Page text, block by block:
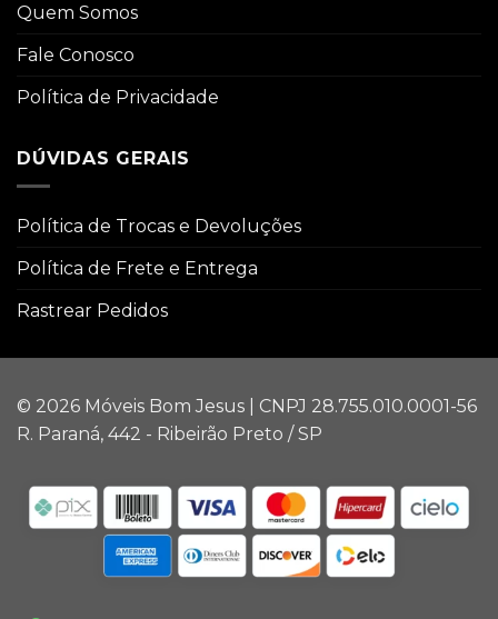
Quem Somos
Fale Conosco
Política de Privacidade
DÚVIDAS GERAIS
Política de Trocas e Devoluções
Política de Frete e Entrega
Rastrear Pedidos
© 2026 Móveis Bom Jesus | CNPJ 28.755.010.0001-56
R. Paraná, 442 - Ribeirão Preto / SP